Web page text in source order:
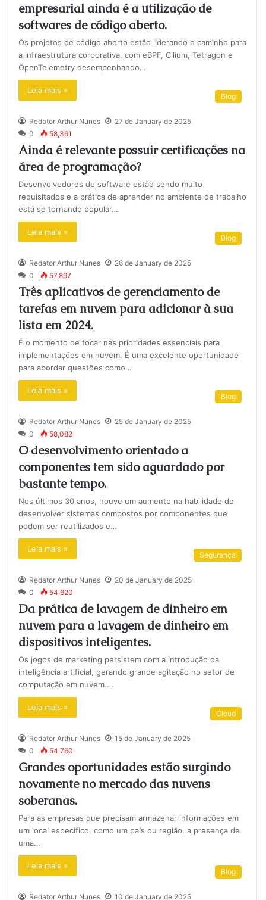
empresarial ainda é a utilização de
softwares de código aberto.
Os projetos de código aberto estão liderando o caminho para
a infraestrutura corporativa, com eBPF, Cilium, Tetragon e
OpenTelemetry desempenhando…
Leia mais »
Blog
Redator Arthur Nunes
27 de January de 2025
0
58,361
Ainda é relevante possuir certificações na
área de programação?
Desenvolvedores de software estão sendo muito
requisitados e a prática de aprender no ambiente de trabalho
está se tornando popular…
Leia mais »
Blog
Redator Arthur Nunes
26 de January de 2025
0
57,897
Três aplicativos de gerenciamento de
tarefas em nuvem para adicionar à sua
lista em 2024.
É o momento de focar nas prioridades essenciais para
implementações em nuvem. É uma excelente oportunidade
para abordar questões como…
Leia mais »
Blog
Redator Arthur Nunes
25 de January de 2025
0
58,082
O desenvolvimento orientado a
componentes tem sido aguardado por
bastante tempo.
Nos últimos 30 anos, houve um aumento na habilidade de
desenvolver sistemas compostos por componentes que
podem ser reutilizados e…
Leia mais »
Segurança
Redator Arthur Nunes
20 de January de 2025
0
54,620
Da prática de lavagem de dinheiro em
nuvem para a lavagem de dinheiro em
dispositivos inteligentes.
Os jogos de marketing persistem com a introdução da
inteligência artificial, gerando grande agitação no setor de
computação em nuvem.…
Leia mais »
Cloud
Redator Arthur Nunes
15 de January de 2025
0
54,760
Grandes oportunidades estão surgindo
novamente no mercado das nuvens
soberanas.
Para as empresas que precisam armazenar informações em
um local específico, como um país ou região, a presença de
uma…
Leia mais »
Blog
Redator Arthur Nunes 10 de January de 2025